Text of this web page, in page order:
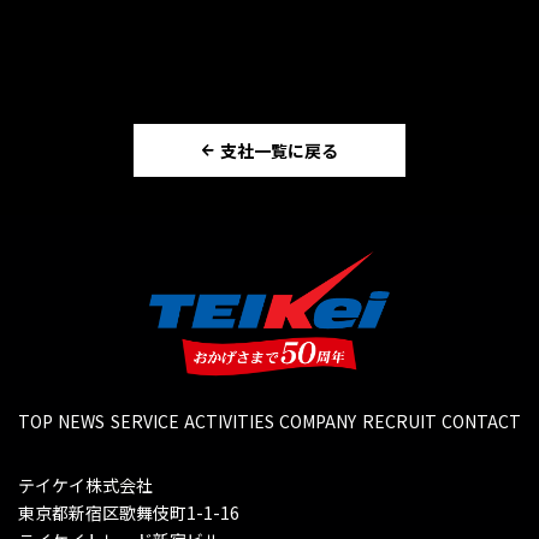
支社一覧に戻る
TOP NEWS SERVICE ACTIVITIES COMPANY RECRUIT CONTACT
テイケイ株式会社
東京都新宿区歌舞伎町1-1-16